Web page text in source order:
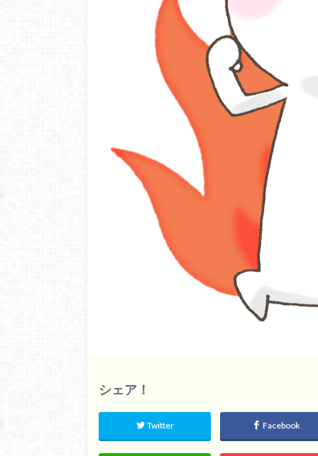
シェア！
Twitter Facebook